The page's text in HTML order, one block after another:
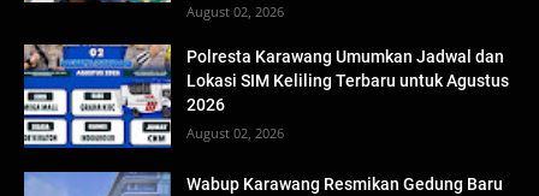
August 02, 2026
Polresta Karawang Umumkan Jadwal dan
Lokasi SIM Keliling Terbaru untuk Agustus
2026
August 02, 2026
Wabup Karawang Resmikan Gedung Baru